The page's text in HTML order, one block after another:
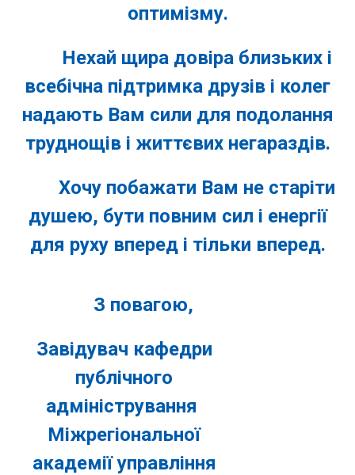
оптимізму.
Нехай щира довіра близьких і
всебічна підтримка друзів і колег
надають Вам сили для подолання
труднощів і життєвих негараздів.
Хочу побажати Вам не старіти
душею, бути повним сил і енергії
для руху вперед і тільки вперед.
З повагою,
Завідувач кафедри
публічного
адміністрування
Міжрегіональної
академії управління